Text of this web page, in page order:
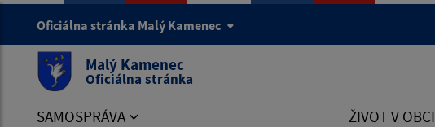
Oficiálna stránka Malý Kamenec
Malý Kamenec
Oficiálna stránka
SAMOSPRÁVA ŽIVOT V OBCI